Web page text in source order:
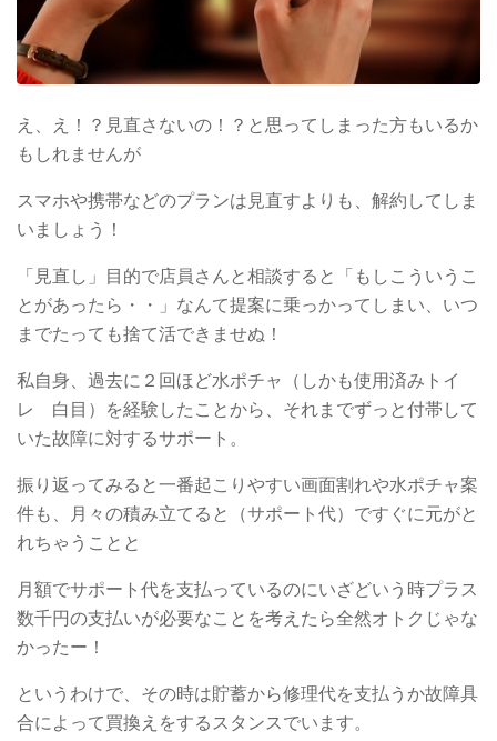
え、え！？見直さないの！？と思ってしまった方もいるか
もしれませんが
スマホや携帯などのプランは見直すよりも、解約してしま
いましょう！
「見直し」目的で店員さんと相談すると「もしこういうこ
とがあったら・・」なんて提案に乗っかってしまい、いつ
までたっても捨て活できませぬ！
私自身、過去に２回ほど水ポチャ（しかも使用済みトイ
レ 白目）を経験したことから、それまでずっと付帯して
いた故障に対するサポート。
振り返ってみると一番起こりやすい画面割れや水ポチャ案
件も、月々の積み立てると（サポート代）ですぐに元がと
れちゃうことと
月額でサポート代を支払っているのにいざどいう時プラス
数千円の支払いが必要なことを考えたら全然オトクじゃな
かったー！
というわけで、その時は貯蓄から修理代を支払うか故障具
合によって買換えをするスタンスでいます。